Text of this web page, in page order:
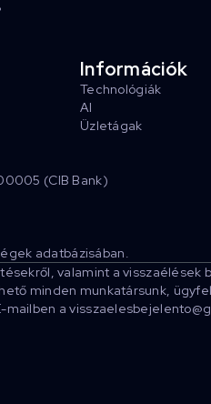
Információk
Technológiák
AI
Üzletágak
(CIB Bank)
adatbázisában.
valamint a
minden munkatársunk,
a